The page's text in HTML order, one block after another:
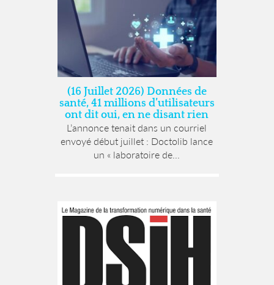
(16 Juillet 2026) Données de
santé, 41 millions d’utilisateurs
ont dit oui, en ne disant rien
L’annonce tenait dans un courriel
envoyé début juillet : Doctolib lance
un « laboratoire de...